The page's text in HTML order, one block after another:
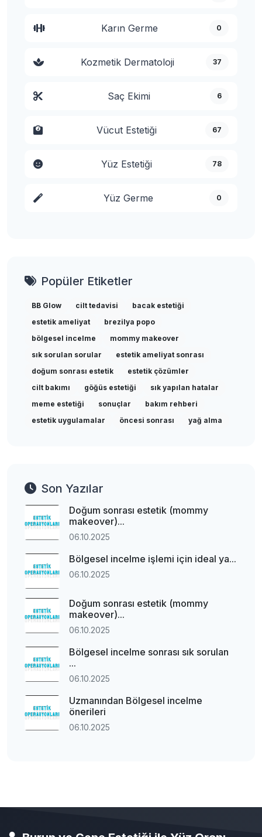
Karın Germe 0
Kozmetik Dermatoloji 37
Saç Ekimi 6
Vücut Estetiği 67
Yüz Estetiği 78
Yüz Germe 0
Popüler Etiketler
BB Glow cilt tedavisi
bacak estetiği
estetik ameliyat
brezilya popo
bölgesel incelme
mommy makeover
sık sorulan sorular
estetik ameliyat sonrası
doğum sonrası estetik
estetik çözümler
cilt bakımı
göğüs estetiği
sık yapılan hatalar
meme estetiği
sonuçlar
bakım rehberi
estetik uygulamalar
öncesi sonrası yağ alma
Son Yazılar
Doğum sonrası estetik (mommy
makeover)...
06.10.2025
Bölgesel incelme işlemi için ideal ya...
06.10.2025
Doğum sonrası estetik (mommy
makeover)...
06.10.2025
Bölgesel incelme sonrası sık sorulan
...
06.10.2025
Uzmanından Bölgesel incelme
önerileri
06.10.2025